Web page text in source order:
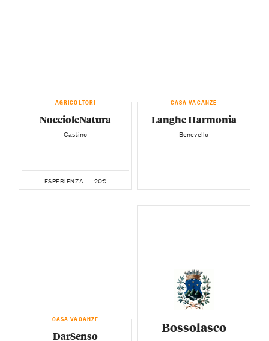
AGRICOLTORI
NoccioleNatura
— Castino —
ESPERIENZA — 20€
CASA VACANZE
Langhe Harmonia
— Benevello —
CASA VACANZE
DarSenso
Bossolasco